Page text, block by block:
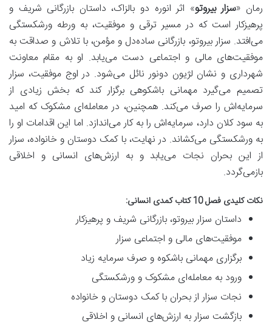
رمان «سزار بیروتو» اثر انوره دو بالزاک، داستان بازرگانی شریف و
پرهیزکاراست که در مسیر ترقی و موفقیت، به ورطه ورشکستگی
می‌افتد. سزار بیروتو، بازرگانی ساده‌دل و مؤمن، با تلاش و صداقت به
موفقیت‌های مالی و اجتماعی دست می‌یابد. او به مقام معاونت
شهرداری و نشان لژیون دونور نائل می‌شود. در اوج موفقیت، سزار
تصمیم می‌گیردمهمانی باشکوهی برگزار کند که بخش زیادی از
سرمایه‌اش را صرف می‌کند. همچنین، درمعامله‌ای مشکوک که امید
به سود کلان دارد، سرمایه‌اش را به کار می‌اندازد. اما این اقدامات او را
به ورشکستگی می‌کشاند. در نهایت، با کمک دوستان و خانواده، سزار
از این بحران نجات می‌یابد و به ارزش‌های انسانی و اخلاقی
بازمی‌گردد.
نکات کلیدی فصل 10 کتاب کمدی انسانی:
داستان سزار بیروتو، بازرگانی شریف و پرهیزکار
موفقیت‌های مالی و اجتماعی سزار
برگزاری مهمانی باشکوه و صرف سرمایه زیاد
ورود به معامله‌ای مشکوک و ورشکستگی
نجات سزار از بحران با کمک دوستان و خانواده
بازگشت سزار به ارزش‌های انسانی و اخلاقی